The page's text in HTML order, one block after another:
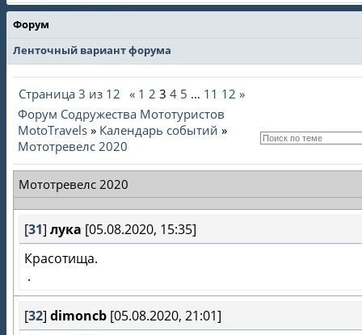
Форум
Ленточный вариант форума
Страница 3 из 12 « 1 2 3 4 5 … 11 12 »
Форум Содружества Мототуристов
MotoTravels » Календарь событий »
Мототревелс 2020
Мототревелс 2020
[31] лука [05.08.2020, 15:35]
Красотища.
.
[32] dimoncb [05.08.2020, 21:01]